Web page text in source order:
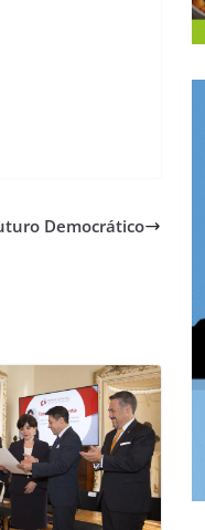
Democrático